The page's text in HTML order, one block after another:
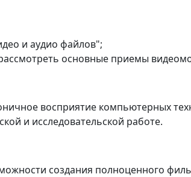
и аудио файлов";
основные приемы
восприятие компьютерных
и исследовательской работе.
создания полноценного